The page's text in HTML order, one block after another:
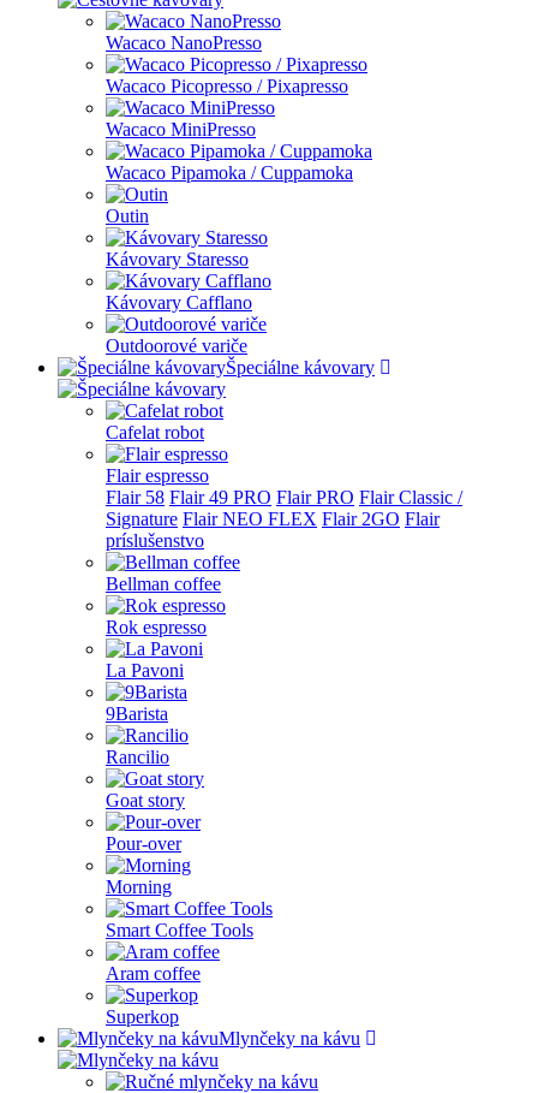
Wacaco NanoPresso
Wacaco Picopresso / Pixapresso
Wacaco MiniPresso
Wacaco Pipamoka / Cuppamoka
Outin
Kávovary Staresso
Kávovary Cafflano
Outdoorové variče
Špeciálne kávovary
Cafelat robot
Flair espresso
Flair 58 Flair 49 PRO Flair PRO Flair Classic /
Signature Flair NEO FLEX Flair 2GO Flair
príslušenstvo
Bellman coffee
Rok espresso
La Pavoni
9Barista
Rancilio
Goat story
Pour-over
Morning
Smart Coffee Tools
Aram coffee
Superkop
Mlynčeky na kávu